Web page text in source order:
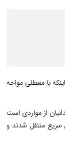
با معطلی مواجه
از مواردی است
سریع منتقل شدند و